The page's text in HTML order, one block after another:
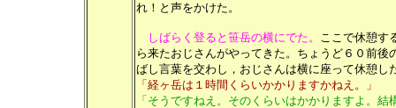
れ！と声をかけた。
しばらく登ると笹岳の横にでた。 ここで休憩す
ら来たおじさんがやってきた。ちょうど６０前
ばし言葉を交わし，おじさんは横に座って休憩し
「経ヶ岳は１時間くらいかかりますかねえ。」
「そうですねえ。そのくらいはかかりますよ。